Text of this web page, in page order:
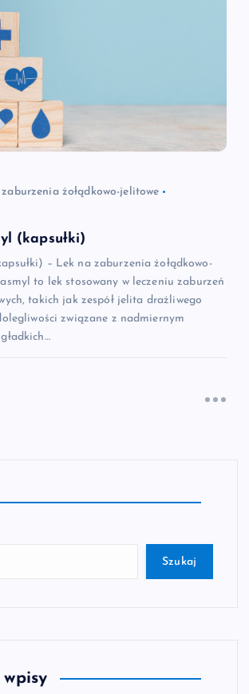
żołądkowo-jelitowe
(kapsułki)
– Lek na zaburzenia żołądkowo-
to lek stosowany w leczeniu zaburzeń
takich jak zespół jelita drażliwego
związane z nadmiernym
Szukaj